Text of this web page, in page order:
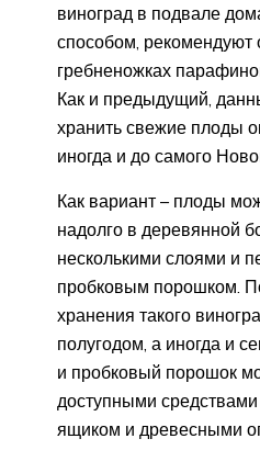
виноград в подвале
способом, рекомендуют
гребненожках
Как и предыдущий,
хранить свежие плоды
иногда и до самого
Как вариант – плоды
надолго в деревянной
несколькими слоями и
пробковым порошком.
хранения такого
полугодом, а иногда и
и пробковый порошок
доступными
ящиком и древесными